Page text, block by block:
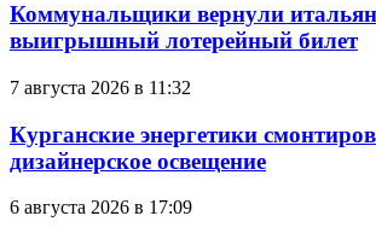
Коммунальщики вернули
выигрышный лотерейный билет
7 августа 2026 в 11:32
Курганские энергетики
дизайнерское освещение
6 августа 2026 в 17:09